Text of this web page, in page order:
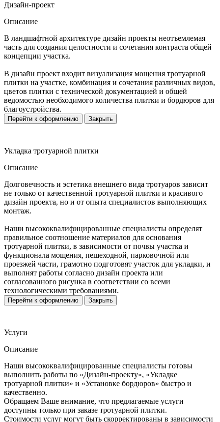
Дизайн-проект
Описание
В ландшафтной архитектуре дизайн проекты неотъемлемая
часть для создания целостности и сочетания контраста общей
концепции участка.
В дизайн проект входит визуализация мощения тротуарной
плитки на участке, комбинация и сочетания различных видов,
цветов плитки с технической документацией и общей
ведомостью необходимого количества плитки и бордюров для
благоустройства.
Перейти к оформлению Закрыть
Укладка тротуарной плитки
Описание
Долговечность и эстетика внешнего вида тротуаров зависит
не только от качественной тротуарной плитки и красивого
дизайн проекта, но и от опыта специалистов выполняющих
монтаж.
Наши высококвалифицированные специалисты определят
правильное соотношение материалов для основания
тротуарной плитки, в зависимости от почвы участка и
функционала мощения, пешеходной, парковочной или
проезжей части, грамотно подготовят участок для укладки, и
выполнят работы согласно дизайн проекта или
согласованного рисунка в соответствии со всеми
технологическими требованиями.
Перейти к оформлению Закрыть
Услуги
Описание
Наши высококвалифицированные специалисты готовы
выполнить работы по «Дизайн-проекту», «Укладке
тротуарной плитки» и «Установке бордюров» быстро и
качественно.
Обращаем Ваше внимание, что предлагаемые услуги
доступны только при заказе тротуарной плитки.
Стоимости услуг могут быть скорректированы в зависимости